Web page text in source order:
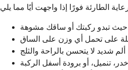
تبدو ركبتك أو ساقك مشوهة
على تحمل أي وزن على الساق
ألم شديد لا يتحسن بالراحة والثلج
خدر، تنميل، أو برودة أسفل الركبة